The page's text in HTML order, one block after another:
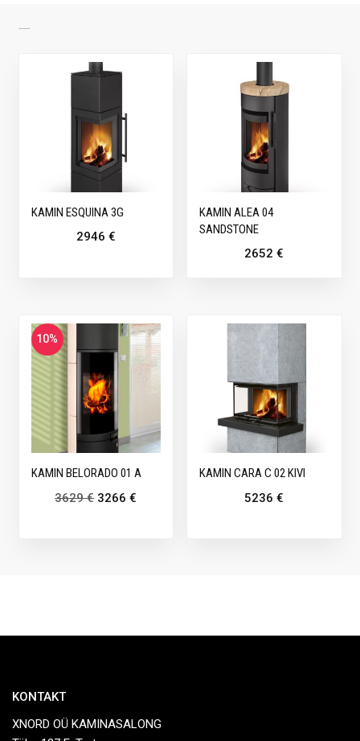
KAMIN ESQUINA 3G
2946 €
KAMIN ALEA 04
SANDSTONE
2652€
10%
KAMIN BELORADO 01 A
3629€ 3266€
KAMIN CARA C 02 KIVI
5236€
KONTAKT
XNORD OÜ KAMINASALONG